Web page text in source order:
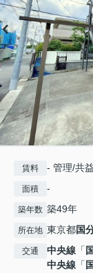
賃料 - 管理/共
面積 -
築年数 築49年
所在地 東京都国
交通 中央線 「
中央線 「